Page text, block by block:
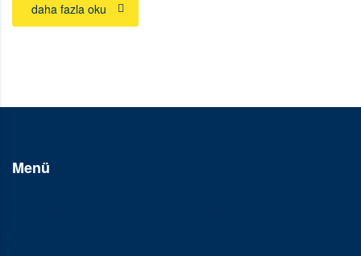
daha fazla oku
Menü